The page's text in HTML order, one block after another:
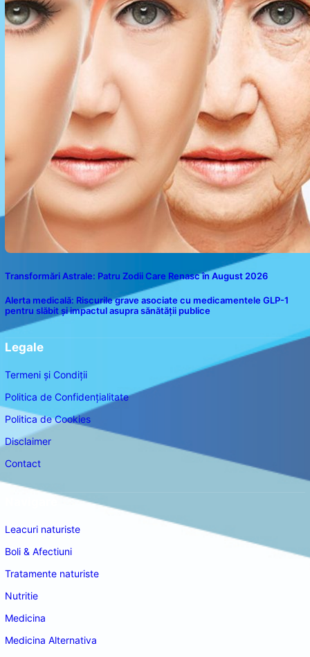
Transformări Astrale: Patru Zodii Care Renasc în August 2026
Alerta medicală: Riscurile grave asociate cu medicamentele GLP-1
pentru slăbit și impactul asupra sănătății publice
Legale
Termeni și Condiții
Politica de Confidențialitate
Politica de Cookies
Disclaimer
Contact
Leacuri naturiste
Boli & Afectiuni
Tratamente naturiste
Nutritie
Medicina
Medicina Alternativa